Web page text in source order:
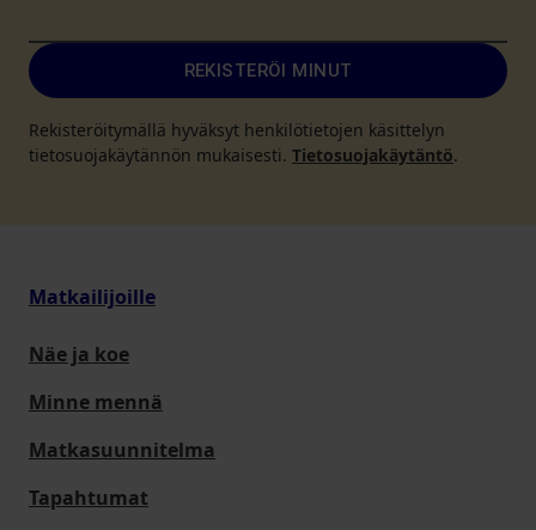
REKISTERÖI MINUT
Rekisteröitymällä hyväksyt henkilötietojen käsittelyn
tietosuojakäytännön mukaisesti. Tietosuojakäytäntö.
Matkailijoille
Näe ja koe
Minne mennä
Matkasuunnitelma
Tapahtumat